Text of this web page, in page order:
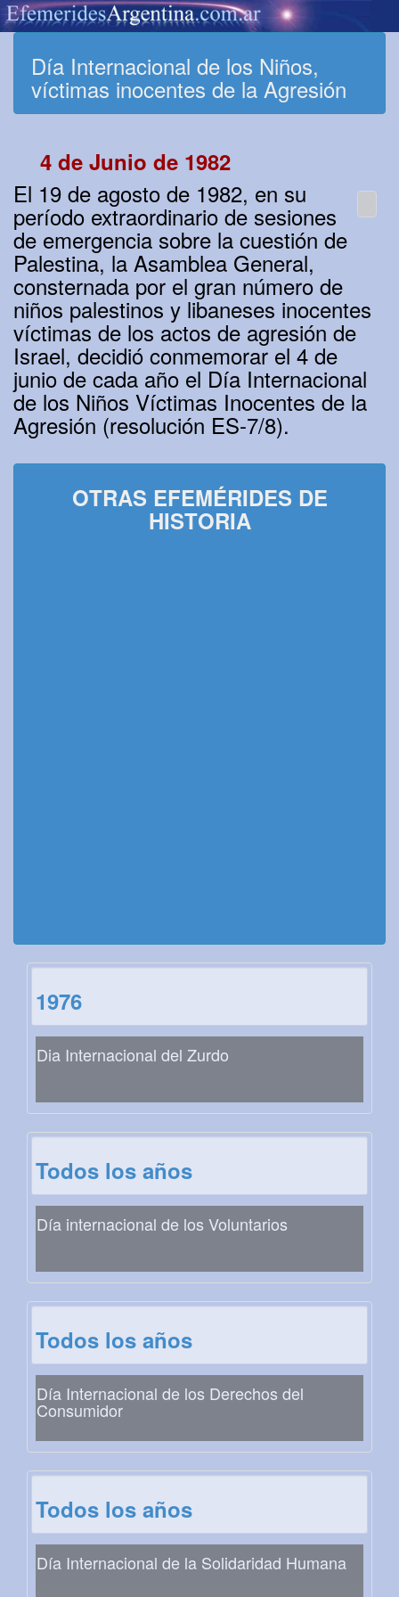
Día Internacional de los Niños,
víctimas inocentes de la Agresión
4 de Junio de 1982
El 19 de agosto de 1982, en su
período extraordinario de sesiones
de emergencia sobre la cuestión de
Palestina, la Asamblea General,
consternada por el gran número de
niños palestinos y libaneses inocentes
víctimas de los actos de agresión de
Israel, decidió conmemorar el 4 de
junio de cada año el Día Internacional
de los Niños Víctimas Inocentes de la
Agresión (resolución ES-7/8).
OTRAS EFEMÉRIDES DE
HISTORIA
1976
Dia Internacional del Zurdo
Todos los años
Día internacional de los Voluntarios
Todos los años
Día Internacional de los Derechos del
Consumidor
Todos los años
Día Internacional de la Solidaridad Humana